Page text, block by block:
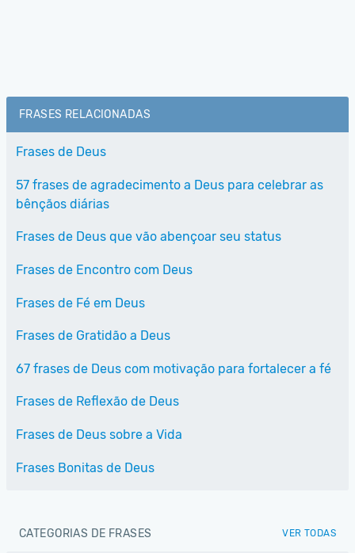
FRASES RELACIONADAS
Frases de Deus
57 frases de agradecimento a Deus para celebrar as
bênçãos diárias
Frases de Deus que vão abençoar seu status
Frases de Encontro com Deus
Frases de Fé em Deus
Frases de Gratidão a Deus
67 frases de Deus com motivação para fortalecer a fé
Frases de Reflexão de Deus
Frases de Deus sobre a Vida
Frases Bonitas de Deus
CATEGORIAS DE FRASES VER TODAS